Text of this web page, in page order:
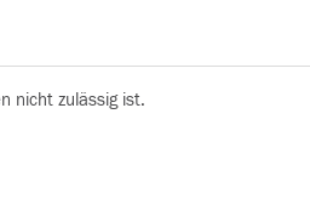
nicht zulässig ist.